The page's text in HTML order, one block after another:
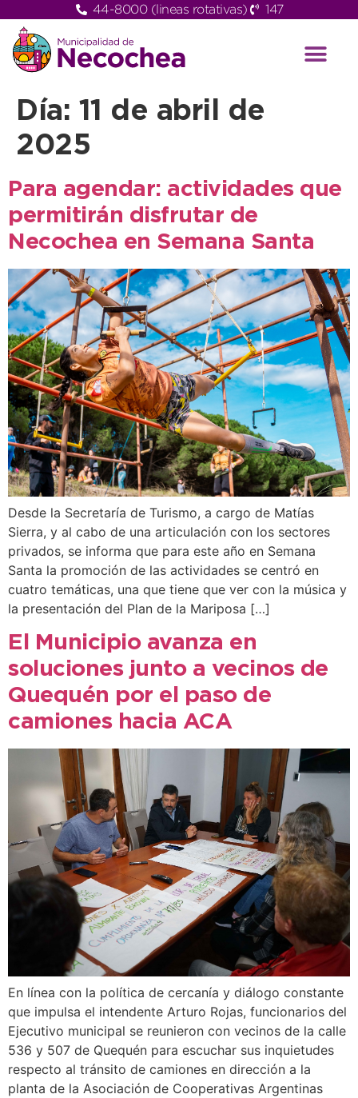
44-8000 (lineas rotativas) 147
Día: 11 de abril de
2025
Para agendar: actividades que
permitirán disfrutar de
Necochea en Semana Santa
Desde la Secretaría de Turismo, a cargo de Matías
Sierra, y al cabo de una articulación con los sectores
privados, se informa que para este año en Semana
Santa la promoción de las actividades se centró en
cuatro temáticas, una que tiene que ver con la música y
la presentación del Plan de la Mariposa […]
El Municipio avanza en
soluciones junto a vecinos de
Quequén por el paso de
camiones hacia ACA
En línea con la política de cercanía y diálogo constante
que impulsa el intendente Arturo Rojas, funcionarios del
Ejecutivo municipal se reunieron con vecinos de la calle
536 y 507 de Quequén para escuchar sus inquietudes
respecto al tránsito de camiones en dirección a la
planta de la Asociación de Cooperativas Argentinas